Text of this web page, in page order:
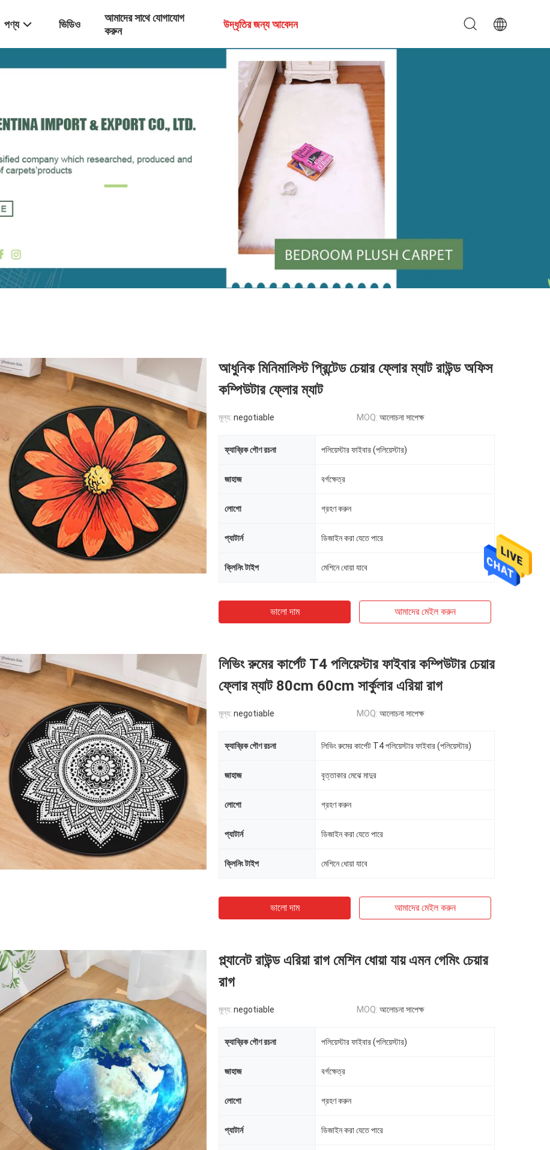
পণ্য ভিডিও
আমাদের সাথে যোগাযোগ
করুন
উদ্ধৃতির জন্য আবেদন
আধুনিক মিনিমালিস্ট প্রিন্টেড চেয়ার ফ্লোর ম্যাট রাউন্ড অফিস
কম্পিউটার ফ্লোর ম্যাট
মূল্য: negotiable MOQ: আলোচনা সাপেক্ষ
ফ্যাব্রিক গৌণ রচনা পলিয়েস্টার ফাইবার (পলিয়েস্টার)
জাহাজ বর্গক্ষেত্র
লোগো গ্রহণ করুন
প্যাটার্ন ডিজাইন করা যেতে পারে
ক্লিনিং টাইপ মেশিনে ধোয়া যাবে
ভালো দাম আমাদের মেইল ​​করুন
লিভিং রুমের কার্পেট T4 পলিয়েস্টার ফাইবার কম্পিউটার চেয়ার
ফ্লোর ম্যাট 80cm 60cm সার্কুলার এরিয়া রাগ
মূল্য: negotiable MOQ: আলোচনা সাপেক্ষ
ফ্যাব্রিক গৌণ রচনা লিভিং রুমের কার্পেট T4 পলিয়েস্টার ফাইবার (পলিয়েস্টার)
জাহাজ বৃত্তাকার মেঝে মাদুর
লোগো গ্রহণ করুন
প্যাটার্ন ডিজাইন করা যেতে পারে
ক্লিনিং টাইপ মেশিনে ধোয়া যাবে
ভালো দাম আমাদের মেইল ​​করুন
প্ল্যানেট রাউন্ড এরিয়া রাগ মেশিন ধোয়া যায় এমন গেমিং চেয়ার
রাগ
মূল্য: negotiable MOQ: আলোচনা সাপেক্ষ
ফ্যাব্রিক গৌণ রচনা পলিয়েস্টার ফাইবার (পলিয়েস্টার)
জাহাজ বর্গক্ষেত্র
লোগো গ্রহণ করুন
প্যাটার্ন ডিজাইন করা যেতে পারে